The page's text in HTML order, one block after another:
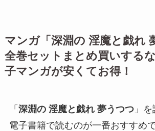
マンガ「 深淵の 淫魔と戯れ
全巻セットまとめ買いする
子マンガが安くてお得！
「 深淵の 淫魔と戯れ 夢うつつ」を
電子書籍で読むのが一番おすすめで